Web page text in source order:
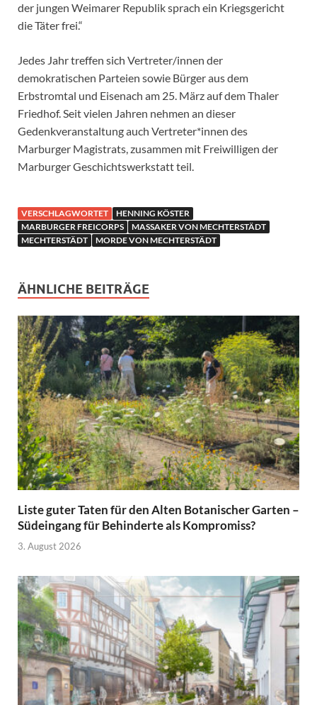
der jungen Weimarer Republik sprach ein Kriegsgericht
die Täter frei.“
Jedes Jahr treffen sich Vertreter/innen der
demokratischen Parteien sowie Bürger aus dem
Erbstromtal und Eisenach am 25. März auf dem Thaler
Friedhof. Seit vielen Jahren nehmen an dieser
Gedenkveranstaltung auch Vertreter*innen des
Marburger Magistrats, zusammen mit Freiwilligen der
Marburger Geschichtswerkstatt teil.
VERSCHLAGWORTET
HENNING KÖSTER
MARBURGER FREICORPS
MASSAKER VON MECHTERSTÄDT
MECHTERSTÄDT
MORDE VON MECHTERSTÄDT
ÄHNLICHE BEITRÄGE
Liste guter Taten für den Alten Botanischer Garten –
Südeingang für Behinderte als Kompromiss?
3. August 2026